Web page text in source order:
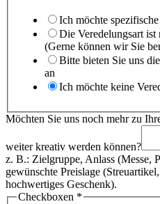
Ich möchte
Die Veredelungsart
(Gerne können wir Sie
Bitte bieten Sie uns
an
Ich möchte keine
Möchten Sie uns noch mehr zu
weiter kreativ werden können?
z. B.: Zielgruppe, Anlass (Messe,
gewünschte Preislage
hochwertiges Geschenk).
Checkboxen *